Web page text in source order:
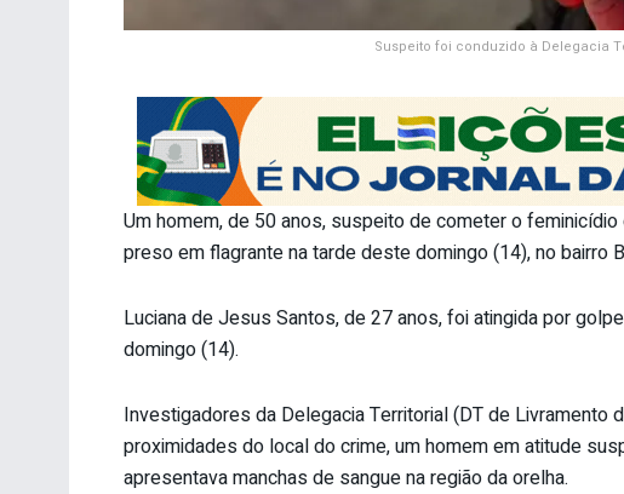
Suspeito foi conduzido à Delegacia
Um homem, de 50 anos, suspeito de cometer o
preso em flagrante na tarde deste domingo (14), no bairro
Luciana de Jesus Santos, de 27 anos, foi atingida por
domingo (14).
Investigadores da Delegacia Territorial (DT de Livramento
proximidades do local do crime, um homem em atitude
apresentava manchas de sangue na região da orelha.